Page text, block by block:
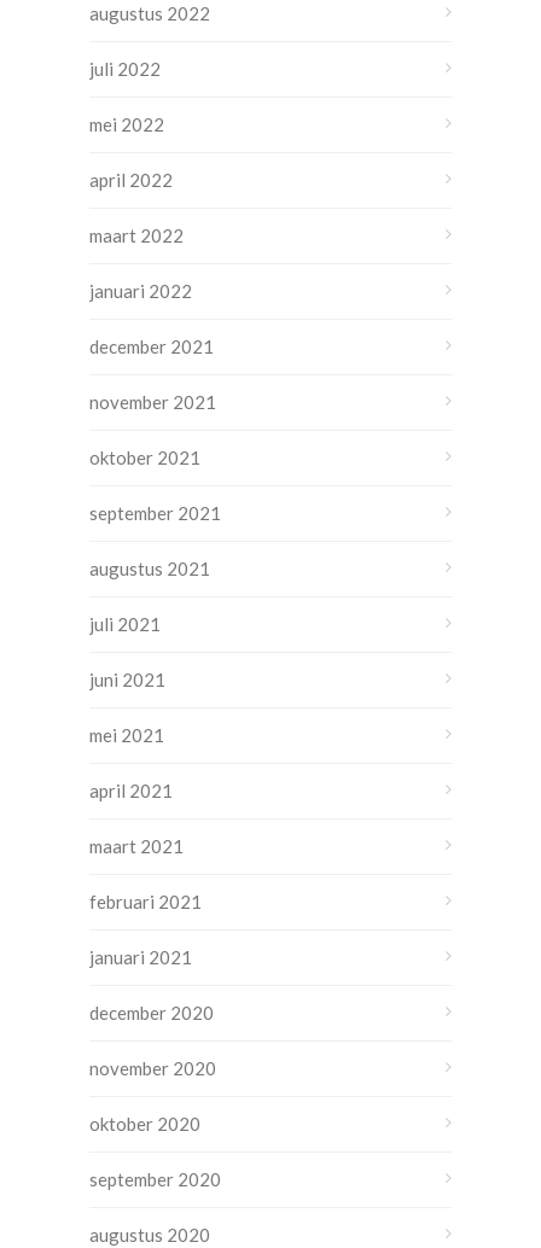
augustus 2022
juli 2022
mei 2022
april 2022
maart 2022
januari 2022
december 2021
november 2021
oktober 2021
september 2021
augustus 2021
juli 2021
juni 2021
mei 2021
april 2021
maart 2021
februari 2021
januari 2021
december 2020
november 2020
oktober 2020
september 2020
augustus 2020